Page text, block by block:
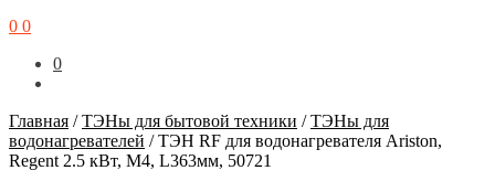
0 0
0
Главная /ТЭНы для бытовой техники /ТЭНы для
водонагревателей /ТЭН RF для водонагревателя Ariston,
Regent 2.5 кВт, M4, L363мм, 50721